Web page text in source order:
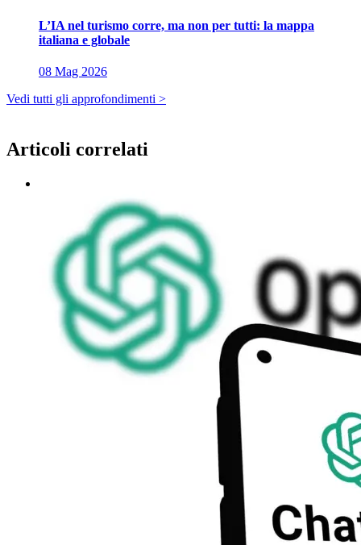
L’IA nel turismo corre, ma non per tutti: la mappa
italiana e globale
08 Mag 2026
Vedi tutti gli approfondimenti >
Articoli correlati